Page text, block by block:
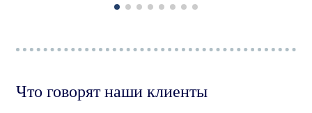
Что говорят наши клиенты